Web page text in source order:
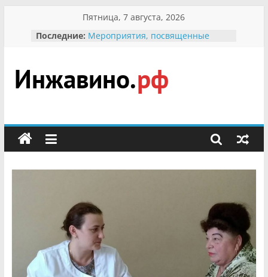
содержимому
Пятница, 7 августа, 2026
Последние: Мероприятия, посвященные
гражданин Инжавинского округа»
участнице Великой
Отечественной, фронтовичке
Безопасность в сети Интернет
мероприятии «Сохраним
первоцветы!»
суслики
Инжавино.рф
сельский
портал